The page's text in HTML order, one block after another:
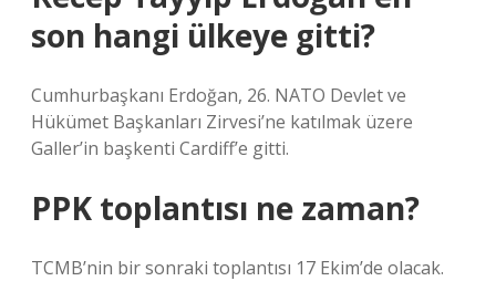
son hangi ülkeye gitti?
Cumhurbaşkanı Erdoğan, 26. NATO Devlet ve
Hükümet Başkanları Zirvesi’ne katılmak üzere
Galler’in başkenti Cardiff’e gitti.
PPK toplantısı ne zaman?
TCMB’nin bir sonraki toplantısı 17 Ekim’de olacak.